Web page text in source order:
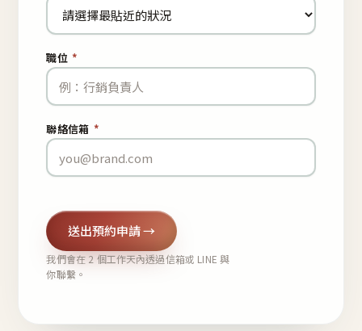
職位 *
聯絡信箱 *
送出預約申請 →
我們會在 2 個工作天內透過信箱或 LINE 與
你聯繫。